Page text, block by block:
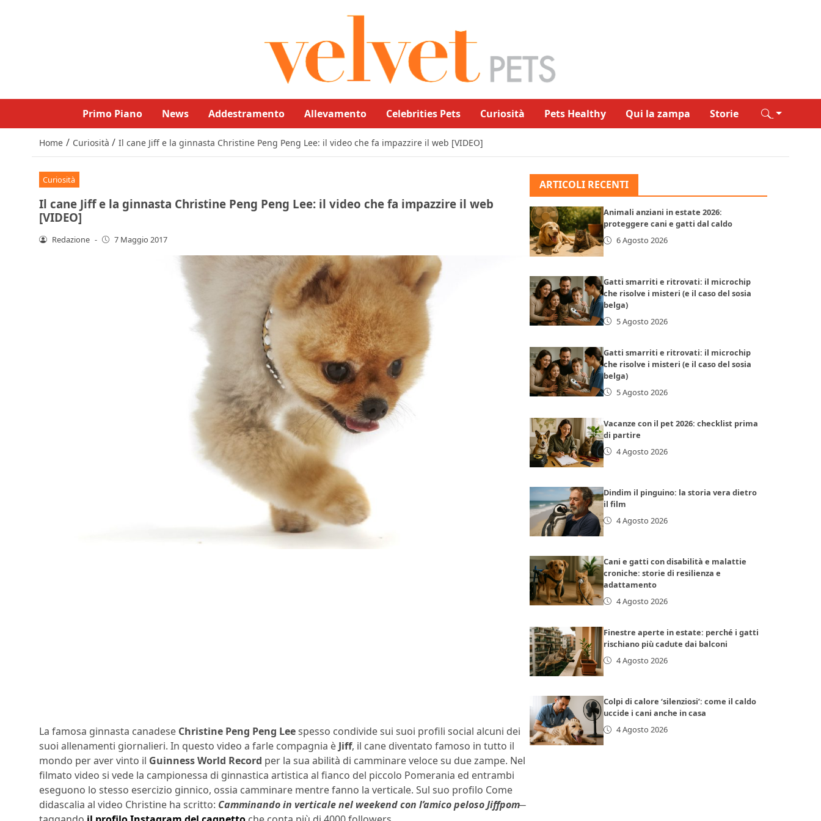
Primo Piano News Addestramento Allevamento Celebrities Pets Curiosità Pets Healthy Qui la zampa Storie
Home / Curiosità / Il cane Jiff e la ginnasta Christine Peng Peng Lee: il video che fa impazzire il web [VIDEO]
Curiosità
Il cane Jiff e la ginnasta Christine Peng Peng Lee: il video che fa impazzire il web
[VIDEO]
Redazione - 7 Maggio 2017
La famosa ginnasta canadese Christine Peng Peng Leespesso condivide sui suoi profili social alcuni dei
suoi allenamenti giornalieri. In questo video a farle compagnia è Jiff, il cane diventato famoso in tutto il
mondo per aver vinto il Guinness World Record per la sua abilità di camminare veloce su due zampe. Nel
filmato video si vede la campionessa di ginnastica artistica al fianco del piccolo Pomerania ed entrambi
eseguono lo stesso esercizio ginnico, ossia camminare mentre fanno la verticale. Sul suo profilo Come
didascalia al video Christine ha scritto: Camminando in verticale nel weekend con l’amico peloso Jiffpom
ARTICOLI RECENTI
Animali anziani in estate 2026:
proteggere cani e gatti dal caldo
6 Agosto 2026
Gatti smarriti e ritrovati: il microchip
che risolve i misteri (e il caso del sosia
belga)
5 Agosto 2026
Gatti smarriti e ritrovati: il microchip
che risolve i misteri (e il caso del sosia
belga)
5 Agosto 2026
Vacanze con il pet 2026: checklist prima
di partire
4 Agosto 2026
Dindim il pinguino: la storia vera dietro
il film
4 Agosto 2026
Cani e gatti con disabilità e malattie
croniche: storie di resilienza e
adattamento
4 Agosto 2026
Finestre aperte in estate: perché i gatti
rischiano più cadute dai balconi
4 Agosto 2026
Colpi di calore ‘silenziosi’: come il caldo
uccide i cani anche in casa
4 Agosto 2026